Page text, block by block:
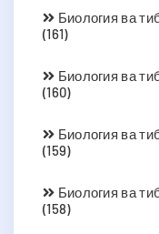
Биология ва
(161)
Биология ва
(160)
Биология ва
(159)
Биология ва
(158)